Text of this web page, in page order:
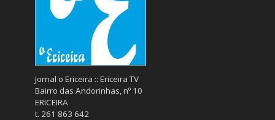
Jornal o Ericeira :: Ericeira TV
Bairro das Andorinhas, nº 10
ERICEIRA
t. 261 863 642